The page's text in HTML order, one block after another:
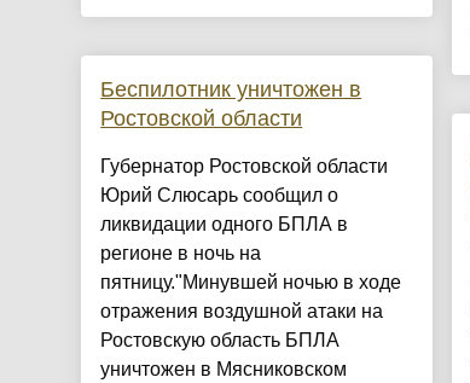
Беспилотник уничтожен в
Ростовской области
Губернатор Ростовской области
Юрий Слюсарь сообщил о
ликвидации одного БПЛА в
регионе в ночь на
пятницу."Минувшей ночью в ходе
отражения воздушной атаки на
Ростовскую область БПЛА
уничтожен в Мясниковском